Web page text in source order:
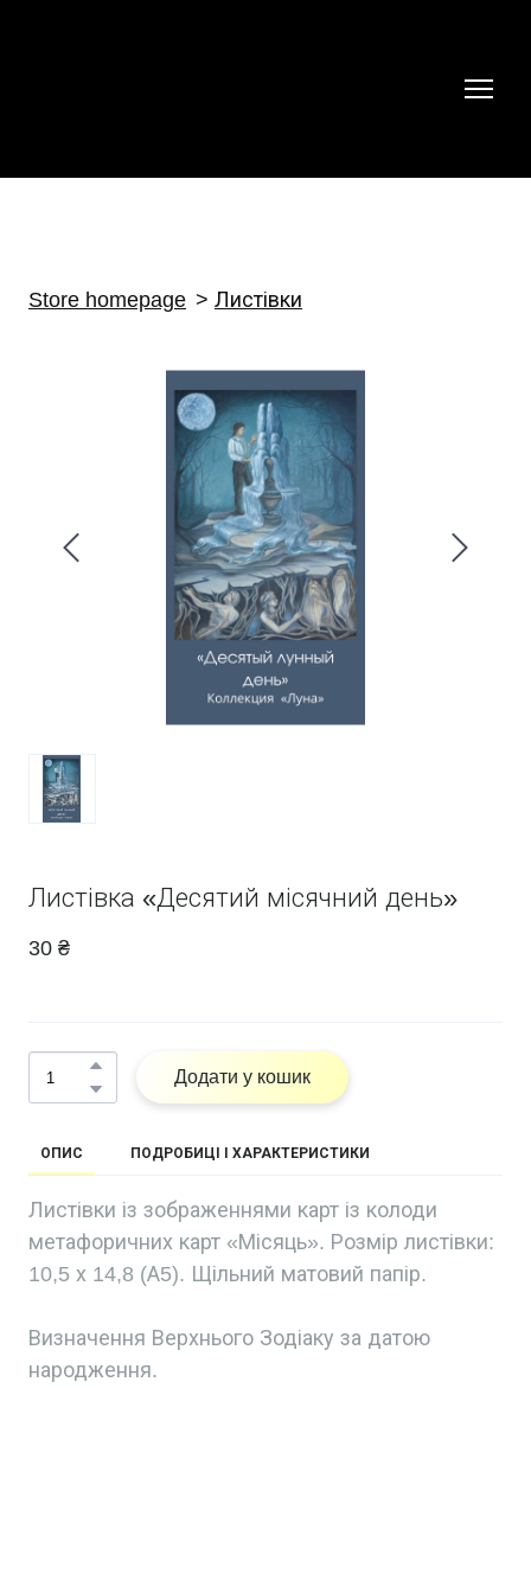
Store homepage Листівки
Листівка «Десятий місячний день»
30 ₴
Додати у кошик
ОПИС ПОДРОБИЦІ І ХАРАКТЕРИСТИКИ
Листівки із зображеннями карт із колоди
метафоричних карт «Місяць». Розмір листівки:
10,5 х 14,8 (А5). Щільний матовий папір.
Визначення Верхнього Зодіаку за датою
народження.